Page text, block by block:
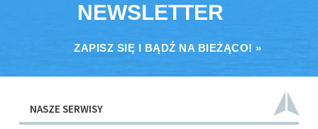
NEWSLETTER
ZAPISZ SIĘ I BĄDŹ NA BIEŻĄCO! »
NASZE SERWISY